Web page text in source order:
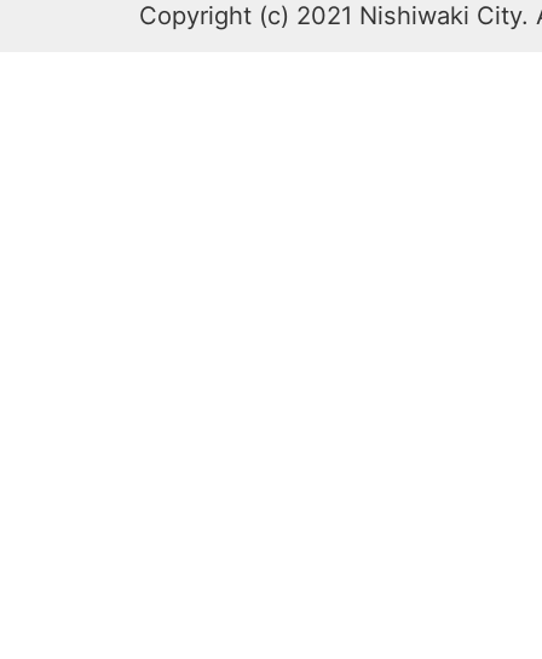
Copyright (c) 2021 Nishiwaki City.